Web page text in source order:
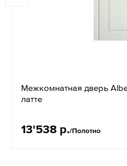
Межкомнатная дверь
латте
13'538 р./Полотно